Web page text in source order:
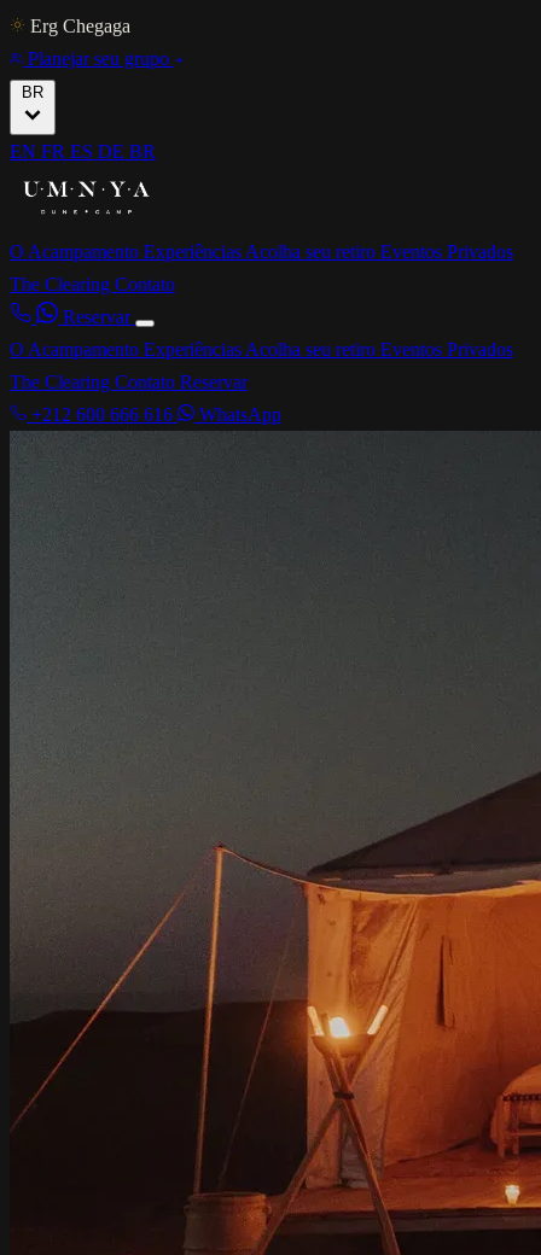
Erg Chegaga
Planejar seu grupo
BR
EN FR ES DE BR
O Acampamento Experiências Acolha seu retiro Eventos Privados
The Clearing Contato
Reservar
O Acampamento Experiências Acolha seu retiro Eventos Privados
The Clearing Contato Reservar
+212 600 666 616
WhatsApp